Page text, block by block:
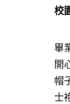
校
畢
開
帽
士